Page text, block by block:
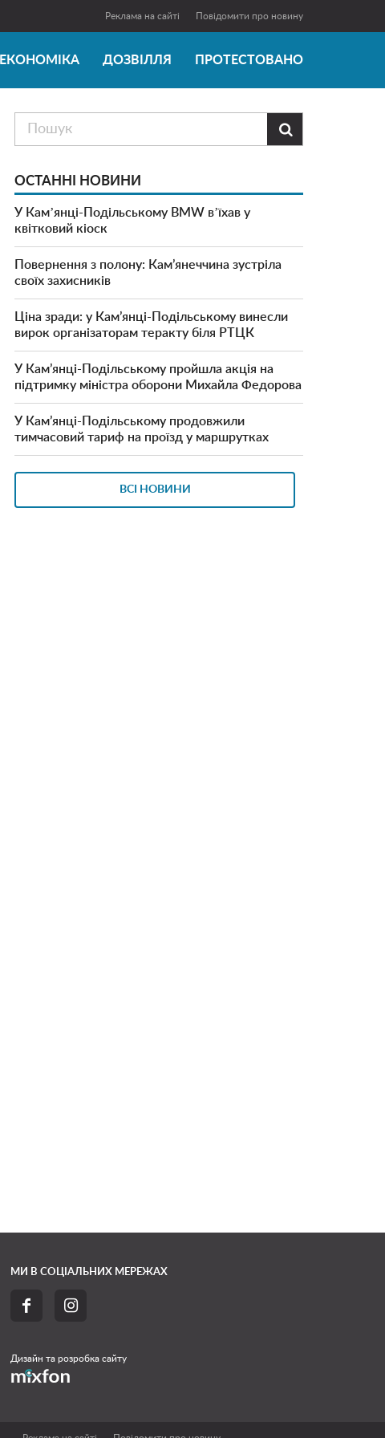
Реклама на сайті Повідомити про новину
ЕКОНОМІКА ДОЗВІЛЛЯ ПРОТЕСТОВАНО

ОСТАННІ НОВИНИ
У Камʼянці-Подільському BMW вʼїхав у
квітковий кіоск
Повернення з полону: Кам’янеччина зустріла
своїх захисників
Ціна зради: у Кам’янці-Подільському винесли
вирок організаторам теракту біля РТЦК
У Кам’янці-Подільському пройшла акція на
підтримку міністра оборони Михайла Федорова
У Кам’янці-Подільському продовжили
тимчасовий тариф на проїзд у маршрутках
ВСІ НОВИНИ
МИ В СОЦІАЛЬНИХ МЕРЕЖАХ
 
Дизайн та розробка сайту